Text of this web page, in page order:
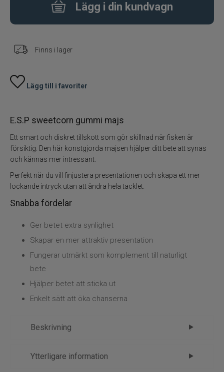
Rullvård
Spöhållare
Markörer
Mete
Övrigt
Flugbindning
Flugfiske
Vinterfiske
Kläder
Specimenfiske
Varumärken
Lägg i din kundvagn
Finns i lager
Lägg till i favoriter
E.S.P sweetcorn gummi majs
Ett smart och diskret tillskott som gör skillnad när fisken är
försiktig. Den här konstgjorda majsen hjälper ditt bete att synas
och kännas mer intressant.
Perfekt när du vill finjustera presentationen och skapa ett mer
lockande intryck utan att ändra hela tacklet.
Snabba fördelar
Ger betet extra synlighet
Skapar en mer attraktiv presentation
Fungerar utmärkt som komplement till naturligt
bete
Hjälper betet att sticka ut
Enkelt sätt att öka chanserna
Beskrivning
E.S.P sweetcorn gummi majs – små
Ytterligare information